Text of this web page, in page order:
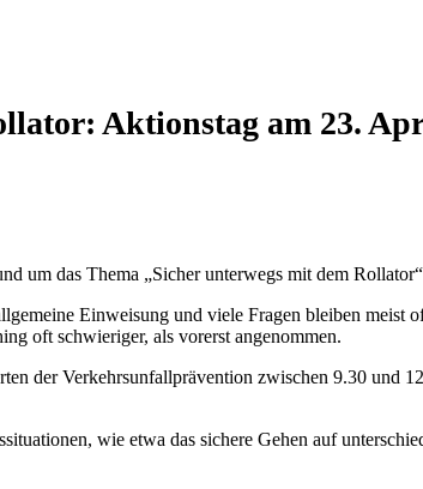
Aktionstag am 23.
um das Thema „Sicher unterwegs mit dem
Einweisung und viele Fragen bleiben
oft schwieriger, als vorerst angenommen.
der Verkehrsunfallprävention zwischen 9.30 und
wie etwa das sichere Gehen auf